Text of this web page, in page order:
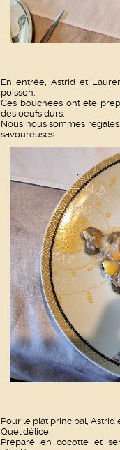
En entrée, Astrid et
poisson.
Ces bouchées ont été
des oeufs durs.
Nous nous sommes
savoureuses.
Pour le plat principal, Astrid
Quel délice !
Préparé en cocotte et